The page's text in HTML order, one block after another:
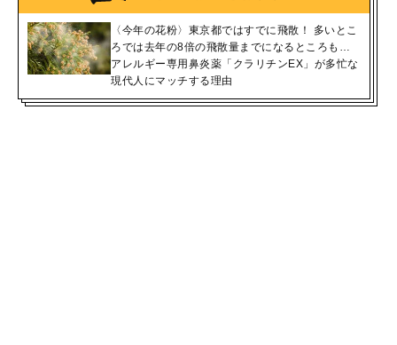
〈今年の花粉〉東京都ではすでに飛散！ 多いとこ
ろでは去年の8倍の飛散量までになるところも…
アレルギー専用鼻炎薬「クラリチンEX」が多忙な
現代人にマッチする理由